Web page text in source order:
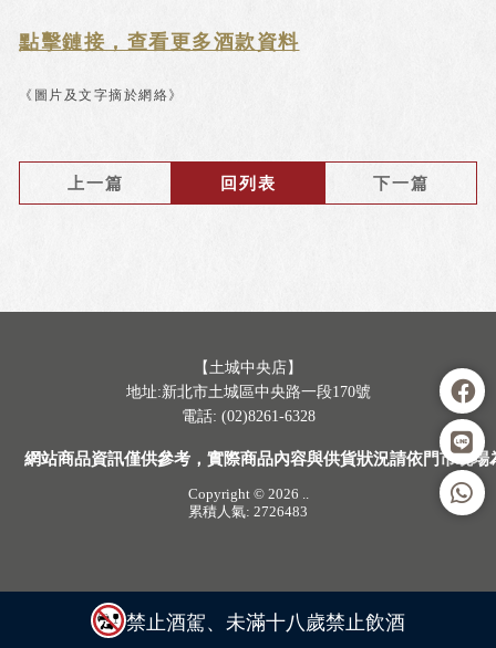
點擊鏈接，查看更多酒款資料
《圖片及文字摘於網絡》
上一篇 回列表 下一篇
禁止酒駕、未滿十八歲禁止飲酒
【土城中央店】
地址:新北市土城區中央路一段170號
電話: (02)8261-6328
網站商品資訊僅供參考，實際商品內容與供貨狀況請依門市現場
Copyright © 2026
累積人氣: 2726483